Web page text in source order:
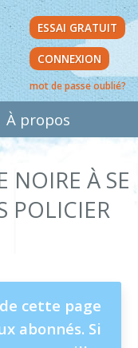
ESSAI GRATUIT
CONNEXION
mot de passe oublié?
À propos
NOIRE À SE
POLICIER
cette page
abonnés. Si